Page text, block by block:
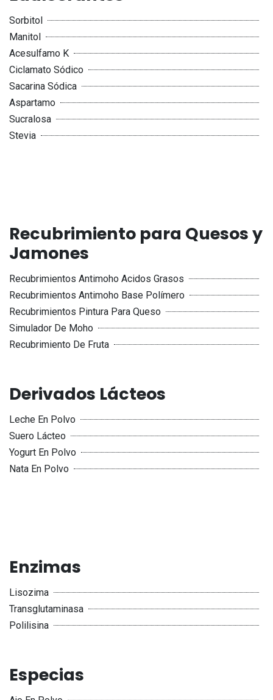
Sorbitol
Manitol
Acesulfamo K
Ciclamato Sódico
Sacarina Sódica
Aspartamo
Sucralosa
Stevia
Recubrimiento para Quesos y
Jamones
Recubrimientos Antimoho Acidos Grasos
Recubrimientos Antimoho Base Polímero
Recubrimientos Pintura Para Queso
Simulador De Moho
Recubrimiento De Fruta
Derivados Lácteos
Leche En Polvo
Suero Lácteo
Yogurt En Polvo
Nata En Polvo
Enzimas
Lisozima
Transglutaminasa
Polilisina
Especias